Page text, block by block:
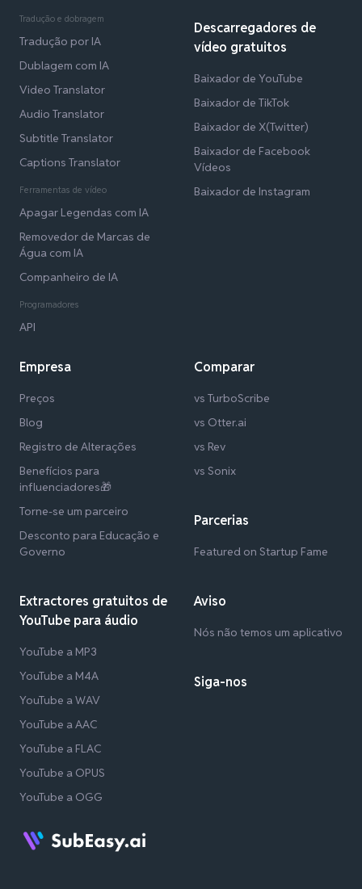
Tradução e dobragem
Tradução por IA
Dublagem com IA
Video Translator
Audio Translator
Subtitle Translator
Captions Translator
Ferramentas de vídeo
Apagar Legendas com IA
Removedor de Marcas de
Água com IA
Companheiro de IA
Programadores
API
Descarregadores de
vídeo gratuitos
Baixador de YouTube
Baixador de TikTok
Baixador de X(Twitter)
Baixador de Facebook
Vídeos
Baixador de Instagram
Empresa
Preços
Blog
Registro de Alterações
Benefícios para
influenciadores🎁
Torne-se um parceiro
Desconto para Educação e
Governo
Extractores gratuitos de
YouTube para áudio
YouTube a MP3
YouTube a M4A
YouTube a WAV
YouTube a AAC
YouTube a FLAC
YouTube a OPUS
YouTube a OGG
Comparar
vs TurboScribe
vs Otter.ai
vs Rev
vs Sonix
Parcerias
Featured on Startup Fame
Aviso
Nós não temos um aplicativo
Siga-nos